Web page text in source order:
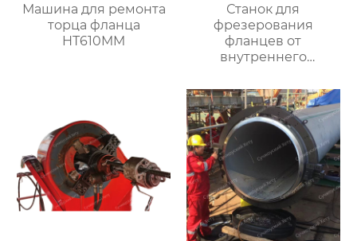
Машина для ремонта
торца фланца
HT610MM
Станок для
фрезерования
фланцев от
внутреннего